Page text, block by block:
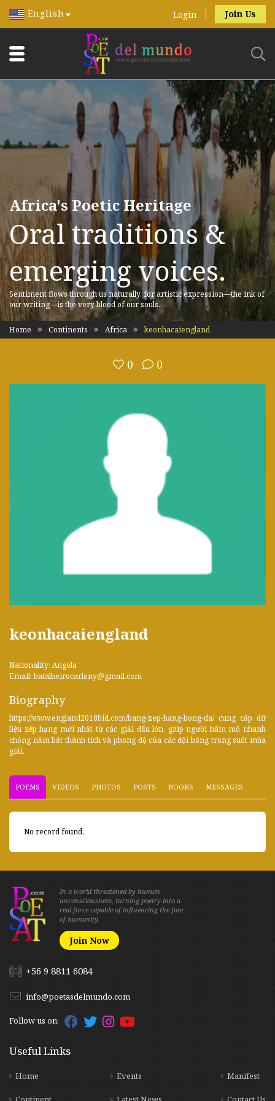
English Login Join Us
Africa's Poetic Heritage
Oral traditions &
emerging voices.
Sentiment flows through us naturally, for artistic expression—the ink of
our writing—is the very blood of our souls.
Home Continents Africa keonhacaiengland
0 0
keonhacaiengland
Nationality: Angola
Email: batalheirocarlony@gmail.com
Biography
https://www.england2018bid.com/bang-xep-hang-bong-da/ cung cấp dữ
liệu xếp hạng mới nhất từ các giải đấu lớn, giúp người hâm mộ nhanh
chóng nắm bắt thành tích và phong độ của các đội bóng trong suốt mùa
giải.
POEMS VIDEOS PHOTOS POSTS BOOKS MESSAGES
No record found.
In a world threatened by human
unconsciousness, turning poetry into a
real force capable of influencing the fate
of humanity.
Join Now
+56 9 8811 6084
info@poetasdelmundo.com
Follow us on:
Useful Links
Home Events Manifest